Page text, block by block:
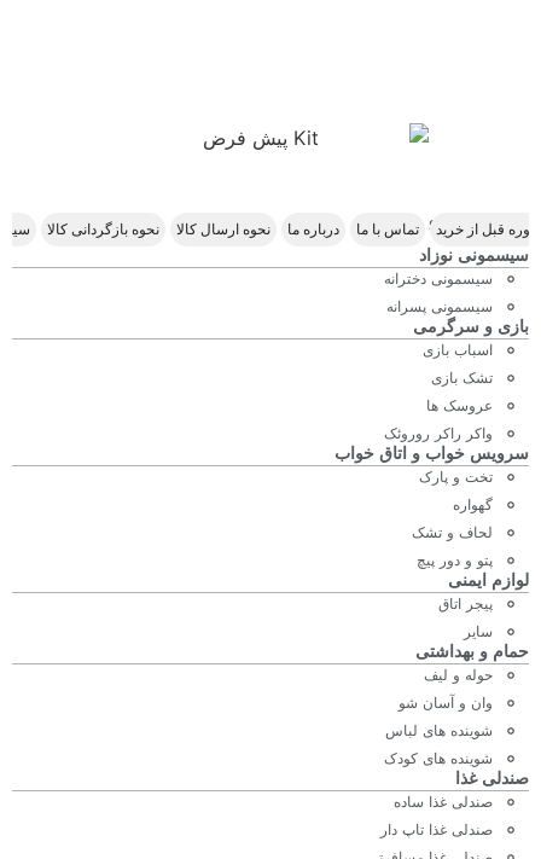
Scroll Right
قبل از خرید تماس با ما درباره ما نحوه ارسال کالا نحوه بازگردانی کالا
سیسمونی نوزاد
سیسمونی دخترانه
سیسمونی پسرانه
بازی و سرگرمی
اسباب بازی
تشک بازی
عروسک ها
واکر راکر روروئک
سرویس خواب و اتاق خواب
تخت و پارک
گهواره
لحاف و تشک
پتو و دور پیچ
لوازم ایمنی
پیجر اتاق
سایر
حمام و بهداشتی
حوله و لیف
وان و آسان شو
شوینده های لباس
شوینده های کودک
صندلی غذا
صندلی غذا ساده
صندلی غذا تاپ دار